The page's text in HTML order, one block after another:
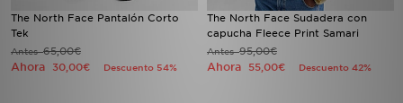
The North Face Pantalón Corto
Tek
Antes65,00€
Ahora 30,00€ Descuento 54%
The North Face Sudadera con
capucha Fleece Print Samari
Antes95,00€
Ahora 55,00€ Descuento 42%